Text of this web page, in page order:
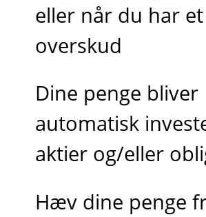
eller når du har et
overskud
Dine penge bliver
automatisk
aktier og/eller
Hæv dine penge